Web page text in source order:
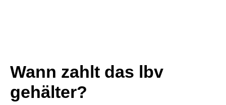
Wann zahlt das lbv
gehälter?